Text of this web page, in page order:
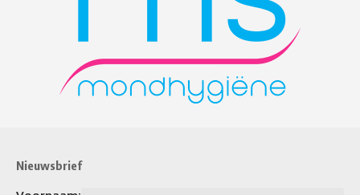
Nieuwsbrief